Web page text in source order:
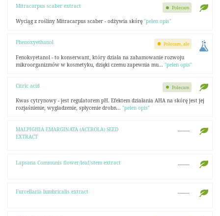
Mitracarpus scaber extract
Wyciąg z rośliny Mitracarpus scaber - odżywia skórę "pełen opis"
Polecam
Phenoxyethanol
Fenoksyetanol - to konserwant, który działa na zahamowanie rozwoju
mikroorganizmów w kosmetyku, dzięki czemu zapewnia mu... "pełen opis"
Polecam, ale
Citric acid
Kwas cytrynowy - jest regulatorem pH. Efektem działania AHA na skórę jest jej
rozjaśnienie, wygładzenie, spłycenie drobn... "pełen opis"
Polecam
MALPIGHIA EMARGINATA (ACEROLA) SEED
EXTRACT
--------
Lapsana Communis flower/leaf/stem extract --------
Furcellaria lumbricalis extract --------